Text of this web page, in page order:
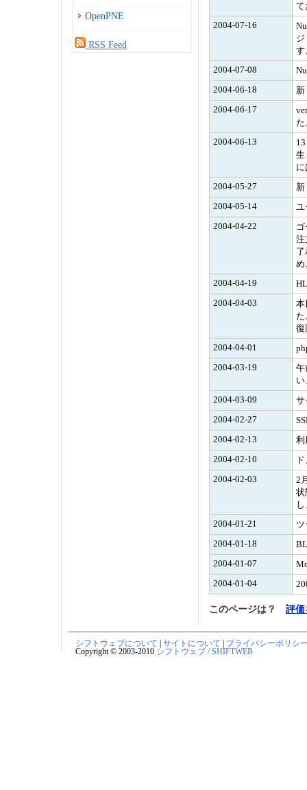
て
2004-07-16
す
2004-07-08
2004-06-18
2004-06-17
た
2004-06-13
生
2004-05-27
2004-05-14
ユ
2004-04-22
注
め
2004-04-19
2004-04-03
本
復
2004-04-01
2004-03-19
午
2004-03-09
サ
2004-02-27
2004-02-13
利
2004-02-10
2004-02-03
2
状
2004-01-21
2004-01-18
2004-01-07
2004-01-04
このページは？ 評価
OpenPNE
RSS Feed
シフトウェブについて サイトについて
プライバシーポリシ
Copyright © 2003-2010 シフトウェブ / SHIFTWEB